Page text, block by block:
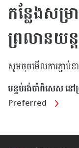
កន្លែងសម្
ព្រលានយន្
សូមចុចមើលការភ្ជាប់
បន្ទប់រង់ចាំពិសេស ន
Preferred